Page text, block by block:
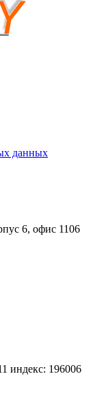
данных
6, офис 1106
индекс: 196006